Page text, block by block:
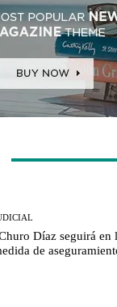
Díaz seguirá en
de